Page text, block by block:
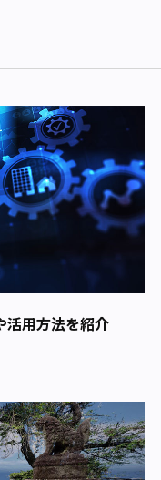
活用方法を紹介